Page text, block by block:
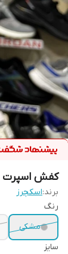
کفش اسپرت
برند:اسکچرز
رنگ
مشکی
سایز